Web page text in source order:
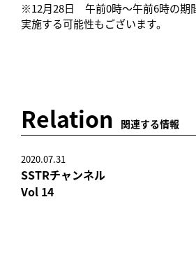
※12月28日 午前0時〜午前6時の期
実施する可能性もございます。
Relation 関連する情報
2020.07.31
SSTRチャンネル
Vol 14